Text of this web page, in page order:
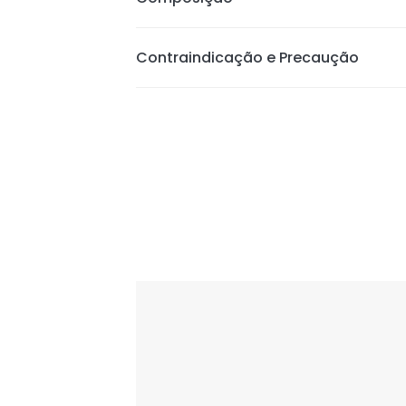
Bivolt Automático
Cabo Giratório
Contraindicação e Precaução